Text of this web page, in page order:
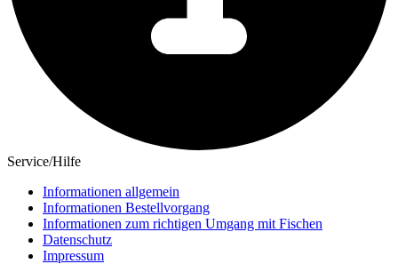
Service/Hilfe
Informationen allgemein
Informationen Bestellvorgang
Informationen zum richtigen Umgang mit Fischen
Datenschutz
Impressum